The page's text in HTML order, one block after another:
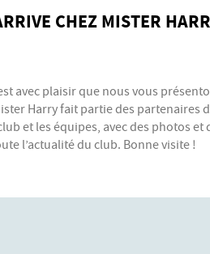
CHEZ MISTER
avec plaisir que nous vous
Harry fait partie des partenaires
et les équipes, avec des photos
l’actualité du club. Bonne visite !